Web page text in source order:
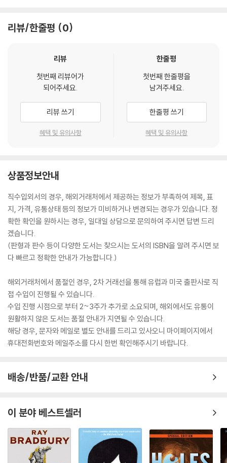
리뷰/한줄평 0
리뷰
첫번째 리뷰어가
되어주세요.
리뷰 쓰기
혜택 및 유의사항
한줄평
첫번째 한줄평을
남겨주세요.
한줄평 쓰기
혜택 및 유의사항
상품정보안내
직수입외서의 경우, 해외거래처에서 제공하는 정보가 부족하여 제목, 표
지, 가격, 유통상태 등의 정보가 미비하거나 변경되는 경우가 있습니다. 정
확한 확인을 원하시는 경우, 일대일 상담으로 문의하여 주시면 답변 드리
겠습니다.
(판형과 판수 등이 다양한 도서는 찾으시는 도서의 ISBN을 알려 주시면 보
다 빠르고 정확한 안내가 가능합니다.)
해외거래처에서 품절인 경우, 2차 거래선을 통해 유럽과 미국 출판사로 직
접 수입이 진행될 수 있습니다.
수입 진행 시점으로 부터 2~3주가 추가로 소요되며, 해외에서도 유통이
원활하지 않은 도서는 품절 안내가 지연될 수 있습니다.
해당 경우, 문자와 메일로 별도 안내를 드리고 있사오니 마이페이지에서
휴대전화번호와 메일주소를 다시 한번 확인해주시기 바랍니다.
배송/반품/교환 안내
이 분야 베스트셀러